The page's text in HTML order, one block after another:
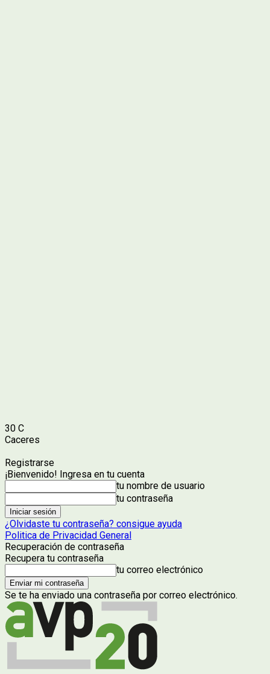
30 C
Caceres
Registrarse
¡Bienvenido! Ingresa en tu cuenta
tu nombre de usuario
tu contraseña
¿Olvidaste tu contraseña? consigue ayuda
Politica de Privacidad General
Recuperación de contraseña
Recupera tu contraseña
tu correo electrónico
Se te ha enviado una contraseña por correo electrónico.